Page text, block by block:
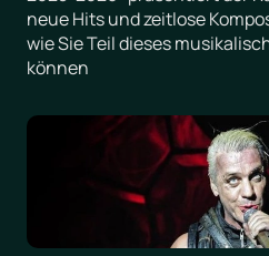
neue Hits und zeitlose
wie Sie Teil dieses
können